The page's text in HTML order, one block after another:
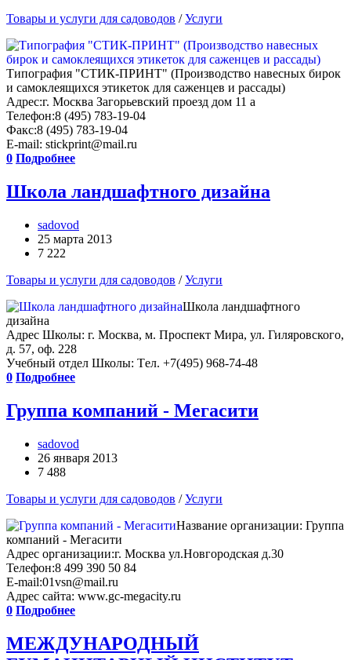
Товары и услуги для садоводов /Услуги
Типография "СТИК-ПРИНТ" (Производство навесных бирок
и самоклеящихся этикеток для саженцев и рассады)
Адрес:г. Москва Загорьевский проезд дом 11 а
Телефон:8 (495) 783-19-04
Факс:8 (495) 783-19-04
E-mail: stickprint@mail.ru
0 Подробнее
Школа ландшафтного дизайна
sadovod
25 марта 2013
7 222
Товары и услуги для садоводов /Услуги
Школа ландшафтного
дизайна
Адрес Школы: г. Москва, м. Проспект Мира, ул. Гиляровского,
д. 57, оф. 228
Учебный отдел Школы: Tел. +7(495) 968-74-48
0 Подробнее
Группа компаний - Мегасити
sadovod
26 января 2013
7 488
Товары и услуги для садоводов /Услуги
Название организации: Группа
компаний - Мегасити
Адрес организации:г. Москва ул.Новгородская д.30
Телефон:8 499 390 50 84
E-mail:01vsn@mail.ru
Адрес сайта: www.gc-megacity.ru
0 Подробнее
МЕЖДУНАРОДНЫЙ